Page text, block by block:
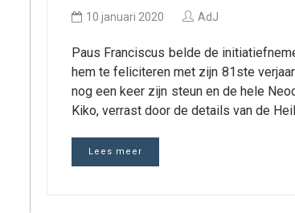
10 januari 2020 AdJ
Paus Franciscus belde de
hem te feliciteren met zijn 81ste
nog een keer zijn steun en de hele
Kiko, verrast door de details van de
Lees meer